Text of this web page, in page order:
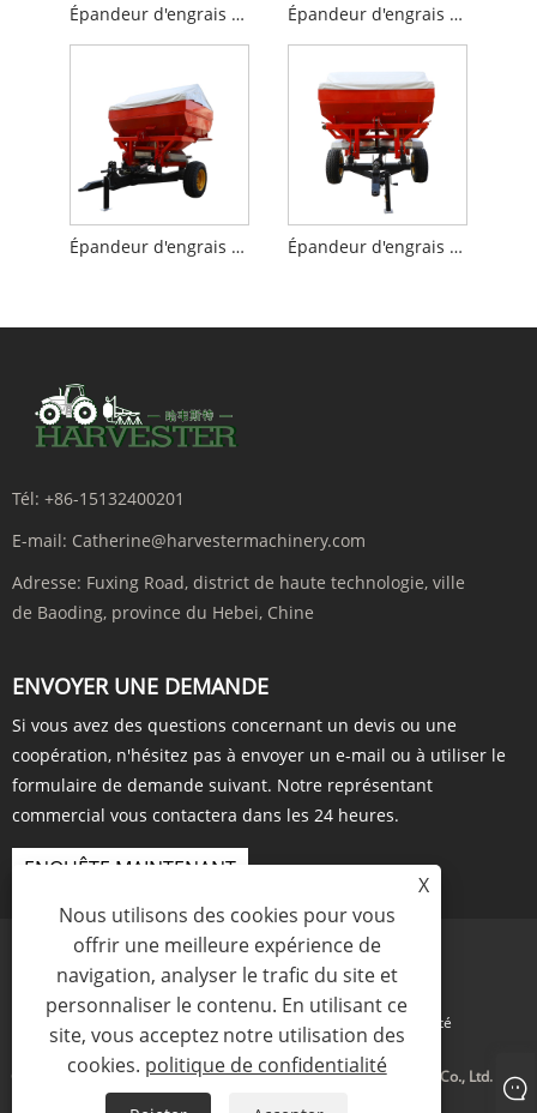
Épandeur d'engrais monté sur tracteur Épandeur d'engrais à entraînement arrière pour tracteur
Épandeur d'engrais traîné Épandeur d'engrais de traction
Tél: +86-15132400201
E-mail: Catherine@harvestermachinery.com
Adresse: Fuxing Road, district de haute technologie, ville
de Baoding, province du Hebei, Chine
ENVOYER UNE DEMANDE
Si vous avez des questions concernant un devis ou une
coopération, n'hésitez pas à envoyer un e-mail ou à utiliser le
formulaire de demande suivant. Notre représentant
commercial vous contactera dans les 24 heures.
ENQUÊTE MAINTENANT
politique de confidentialité
Copyright © 2023 Baoding Harvester Import And Export Trading Co., Ltd. Tous
droits réservés
X
Nous utilisons des cookies pour vous
offrir une meilleure expérience de
navigation, analyser le trafic du site et
personnaliser le contenu. En utilisant ce
site, vous acceptez notre utilisation des
cookies. politique de confidentialité